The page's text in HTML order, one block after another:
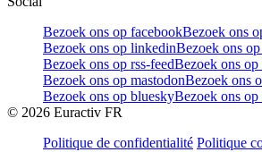
Bezoek ons op facebookBezoek ons
Bezoek ons op linkedinBezoek ons
Bezoek ons op rss-feedBezoek ons op
Bezoek ons op mastodonBezoek ons
Bezoek ons op blueskyBezoek ons op
© 2026 Euractiv FR
Politique de confidentialité Politique